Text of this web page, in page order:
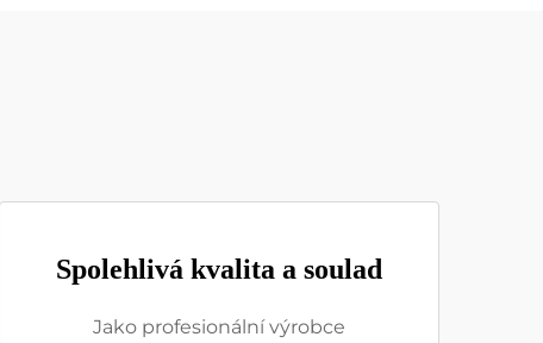
Spolehlivá kvalita a soulad
Jako profesionální výrobce